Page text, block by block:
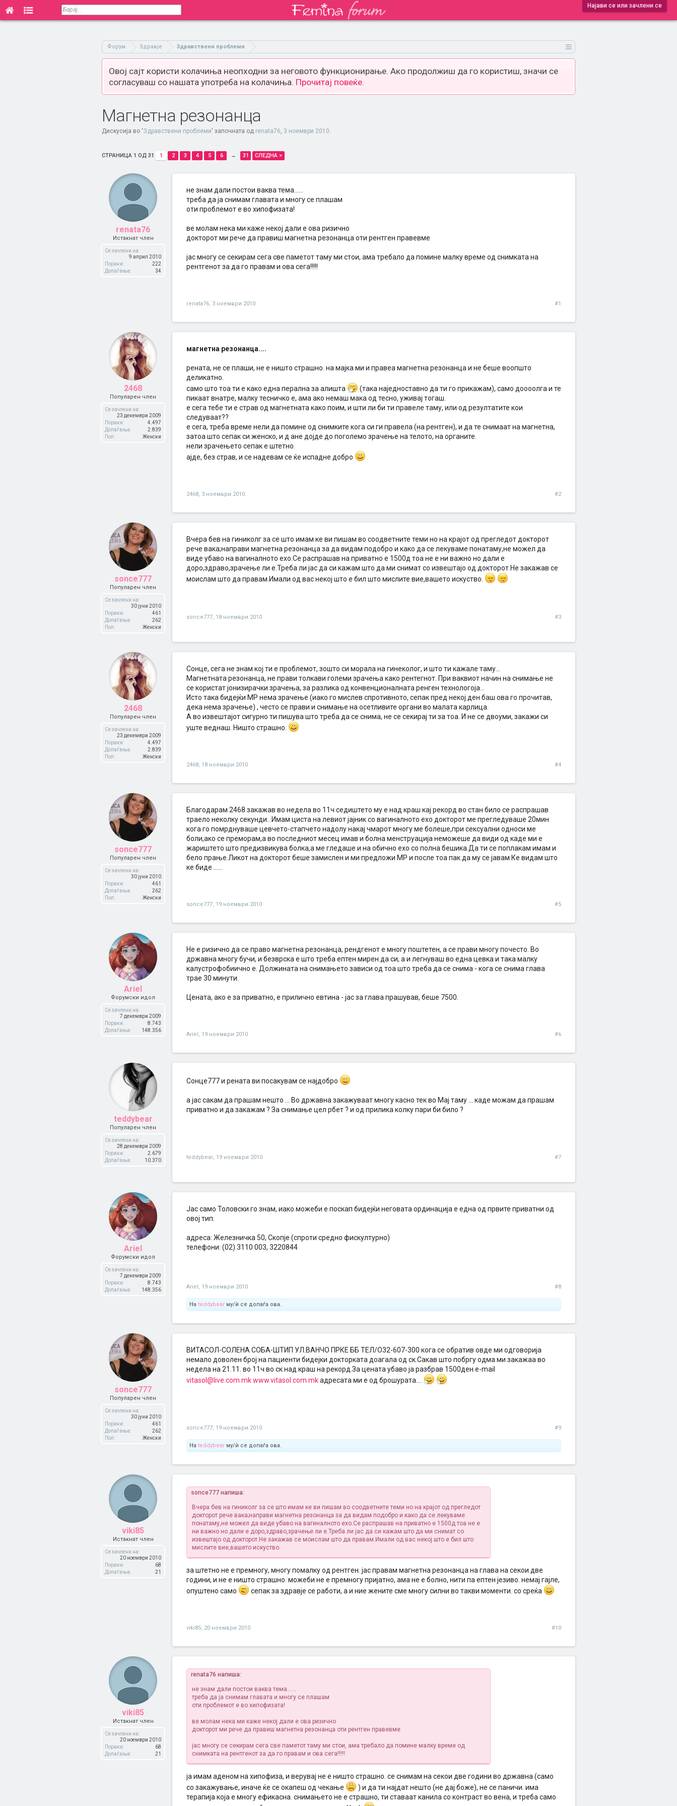
Најави се или зачлени се
Форум Здравје Здравствени проблеми
Овој сајт користи колачиња неопходни за неговото функционирање. Ако продолжиш да го користиш, значи се
согласуваш со нашата употреба на колачиња. Прочитај повеќе.
Магнетна резонанца
Дискусија во 'Здравствени проблеми' започната од renata76, 3 ноември 2010.
СТРАНИЦА 1 ОД 31 1 2 3 4 5 6 → 31 СЛЕДНА >
renata76
Истакнат член
Се зачлени на:
9 април 2010
Пораки:
222
Допаѓања:
34
не знам дали постои ваква тема......
треба да ја снимам главата и многу се плашам
оти проблемот е во хипофизата!
ве молам нека ми каже некој дали е ова ризично
докторот ми рече да правиш магнетна резонанца оти рентген правевме
јас многу се секирам сега све паметот таму ми стои, ама требало да помине малку време од снимката на
рентгенот за да го правам и ова сега!!!!!
renata76, 3 ноември 2010 #1
2468
Популарен член
Се зачлени на:
23 декември 2009
Пораки:
4.497
Допаѓања:
2.839
Пол:
Женски
магнетна резонанца....
рената, не се плаши, не е ништо страшно. на мајка ми и правеа магнетна резонанца и не беше воопшто
деликатно.
само што тоа ти е како една перална за алишта
(така наједноставно да ти го прикажам), само доооолга и те
пикаат внатре, малку тесничко е, ама ако немаш мака од тесно, уживај тогаш.
е сега тебе ти е страв од магнетната како поим, и шти ли би ти правеле таму, или од резултатите кои
следуваат??
е сега, треба време нели да помине од снимките кога си ги правела (на рентген), и да те снимаат на магнетна,
затоа што сепак си женско, и д ане дојде до поголемо зрачење на телото, на органите.
нели зрачењето сепак е штетно.
ајде, без страв, и се надевам се ќе испадне добро
2468, 3 ноември 2010 #2
sonce777
Популарен член
Се зачлени на:
30 јуни 2010
Пораки:
461
Допаѓања:
262
Пол:
Женски
Вчера бев на гиниколг за се што имам ке ви пишам во соодветните теми но на крајот од прегледот докторот
рече вака;направи магнетна резонанца за да видам подобро и како да се лекуваме понатаму,не можел да
виде убаво на вагиналното ехо.Се распрашав на приватно е 1500д тоа не е ни важно но дали е
доро,здраво,зрачење ли е.Треба ли јас да си кажам што да ми снимат со извештајо од докторот.Не закажав се
моислам што да правам.Имали од вас некој што е бил што мислите вие,вашето искуство.
sonce777, 18 ноември 2010 #3
2468
Популарен член
Се зачлени на:
23 декември 2009
Пораки:
4.497
Допаѓања:
2.839
Пол:
Женски
Сонце, сега не знам кој ти е проблемот, зошто си морала на гинеколог, и што ти кажале таму...
Магнетната резонанца, не прави толкави големи зрачења како рентегнот. При ваквиот начин на снимање не
се користат јонизирачки зрачења, за разлика од конвенционалната ренген технологоја...
Исто така бидејќи МР нема зрачење (иако го мислев спротивното, сепак пред некој ден баш ова го прочитав,
дека нема зрачење) , често се прави и снимање на осетливите органи во малата карлица.
А во извештајот сигурно ти пишува што треба да се снима, не се секирај ти за тоа. И не се двоуми, закажи си
уште веднаш. Ништо страшно.
2468, 18 ноември 2010 #4
sonce777
Популарен член
Се зачлени на:
30 јуни 2010
Пораки:
461
Допаѓања:
262
Пол:
Женски
Благодарам 2468 закажав во недела во 11ч седиштето му е над краш кај рекорд во стан било се распрашав
траело неколку секунди...Имам циста на левиот јајник со вагиналното ехо докторот ме прегледуваше 20мин
кога го помрднуваше цевчето-стапчето надолу накај чмарот многу ме болеше,при сексуални односи ме
боли,ако се преморам,а во последниот месец имав и болна менструација неможеше да види од каде ми е
жариштето што предизвикува болка,а ме гледаше и на обично ехо со полна бешика.Да ти се поплакам имам и
бело прање.Ликот на докторот беше замислен и ми предложи МР и после тоа пак да му се јавам.Ке видам што
ке биде ......
sonce777, 19 ноември 2010 #5
Ariel
Форумски идол
Се зачлени на:
7 декември 2009
Пораки:
8.743
Допаѓања:
148.356
Не е ризично да се право магнетна резонанца, рендгенот е многу поштетен, а се прави многу почесто. Во
државна многу бучи, и безврска е што треба ептен мирен да си, а и легнуваш во една цевка и така малку
калустрофобиично е. Должината на снимањето зависи од тоа што треба да се снима - кога се снима глава
трае 30 минути.
Цената, ако е за приватно, е прилично евтина - јас за глава прашував, беше 7500.
Ariel, 19 ноември 2010 #6
teddybear
Популарен член
Се зачлени на:
28 декември 2009
Пораки:
2.679
Допаѓања:
10.370
Сонце777 и рената ви посакувам се најдобро
а јас сакам да прашам нешто ... Во државна закажуваат многу касно тек во Мај таму ... каде можам да прашам
приватно и да закажам ? За снимање цел рбет ? и од прилика колку пари би било ?
teddybear, 19 ноември 2010 #7
Ariel
Форумски идол
Се зачлени на:
7 декември 2009
Пораки:
8.743
Допаѓања:
148.356
Јас само Толовски го знам, иако можеби е поскап бидејќи неговата ординација е една од првите приватни од
овој тип.
адреса: Железничка 50, Скопје (спроти средно фискултурно)
телефони: (02) 3110 003, 3220844
Ariel, 19 ноември 2010 #8
На teddybear му/ѝ се допаѓа ова.
sonce777
Популарен член
Се зачлени на:
30 јуни 2010
Пораки:
461
Допаѓања:
262
Пол:
Женски
ВИТАСОЛ-СОЛЕНА СОБА-ШТИП УЛ.ВАНЧО ПРКЕ ББ ТЕЛ/О32-607-300 кога се обратив овде ми одговорија
немало доволен број на пациенти бидејки докторката доагала од ск.Сакав што побргу одма ми закажаа во
недела на 21.11. во 11ч во ск над краш на рекорд.За цената убаво ја разбрав 1500ден.е-mail
vitasol@live.com.mkwww.vitasol.com.mkадресата ми е од брошурата....
sonce777, 19 ноември 2010 #9
На teddybear му/ѝ се допаѓа ова.
viki85
Истакнат член
Се зачлени на:
20 ноември 2010
Пораки:
68
Допаѓања:
21
sonce777 напиша:
Вчера бев на гиниколг за се што имам ке ви пишам во соодветните теми но на крајот од прегледот
докторот рече вака;направи магнетна резонанца за да видам подобро и како да се лекуваме
понатаму,не можел да виде убаво на вагиналното ехо.Се распрашав на приватно е 1500д тоа не е
ни важно но дали е доро,здраво,зрачење ли е.Треба ли јас да си кажам што да ми снимат со
извештајо од докторот.Не закажав се моислам што да правам.Имали од вас некој што е бил што
мислите вие,вашето искуство.
за штетно не е премногу, многу помалку од рентген. јас правам магнетна резонанца на глава на секои две
години, и не е ништо страшно. можеби не е премногу пријатно, ама не е болно, нити па ептен језиво. немај гајле,
опуштено само
сепак за здравје се работи, а и ние жените сме многу силни во такви моменти. со среќа
viki85, 20 ноември 2010 #10
viki85
Истакнат член
Се зачлени на:
20 ноември 2010
Пораки:
68
Допаѓања:
21
renata76 напиша:
не знам дали постои ваква тема......
треба да ја снимам главата и многу се плашам
оти проблемот е во хипофизата!
ве молам нека ми каже некој дали е ова ризично
докторот ми рече да правиш магнетна резонанца оти рентген правевме
јас многу се секирам сега све паметот таму ми стои, ама требало да помине малку време од
снимката на рентгенот за да го правам и ова сега!!!!!
ја имам аденом на хипофиза, и верувај не е ништо страшно. се снимам на секои две години во државна (само
со закажување, иначе ќе се окапеш од чекање
) и да ти најдат нешто (не дај боже), не се паничи. има
терапија која е многу ефикасна. снимањето не е страшно, ти ставаат канила со контраст во вена, и треба само